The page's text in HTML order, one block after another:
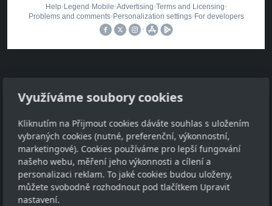
Adresa
Petr Klaus
Pohorská Ves 63
382 83
IČ: 04804414
Využíváme soubory cookies
Kliknutím na Přijmout cookies dáváte souhlas s uložením
vybraných cookies (nutné, preferenční, výkonnostní,
marketingové). Cookies používáme pro lepší fungování
našeho webu, měření jeho výkonnosti a cílení a
personalizaci reklam. To jaké cookies budou uloženy,
můžete svobodně rozhodnout pod tlačítkem Upravit
nastavení.